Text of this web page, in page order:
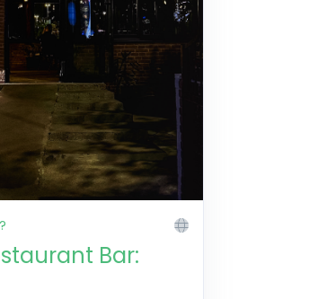
Bar: